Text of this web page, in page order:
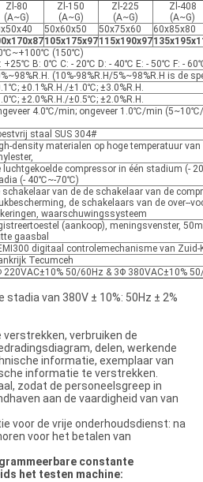
Zl-80
(A~G)
Zl-150
(A~G)
Zl-225
(A~G)
Zl-408
(A~G)
50x60x50 50x75x60
60x85x80
105x175x97115x190x97
(150℃)
+25℃ B: 0℃ C: - 20℃ D: - 40℃ E: - 50℃ F: -
(10%-98%R.H/5%~98%R.H is de
±0.1%R.H./±1.0℃; ±3.0%R.H.
±2.0%R.H./±0.5℃; ±2.0%R.H.
4.0℃/min; ongeveer 1.0℃/min
staal SUS 304#
density materialen op hoge temperatuur
luchtgekoelde compressor in één stadium (-
(- 40℃~-70℃)
schakelaar van de de schakelaar van de
de schakelaars van de over--
waarschuwingssysteem
(aankoop), meningsvenster,
gaasbal
digitaal controlemechanisme van Zuid-
Tecumceh
220VAC±10% 50/60Hz & 3Φ 380VAC±10%
van 380V ± 10%: 50Hz ± 2%
verbruiken de
delen, werkende
informatie, exemplaar van
informatie te verstrekken.
zodat de personeelsgreep in
aan de vaardigheid van van
voor de vrije onderhoudsdienst: na
voor het betalen van
constante
het testen machine: